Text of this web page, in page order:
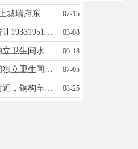
库房250平，地址孙家庄村西，上城瑞府东临，凤凰公园东南角，有需要联系15931984449。 07-15
门市转让。四季公园附近门市转让19331951567 03-08
工商街移动公司对过一室一卫独立卫生间水电暖空调油烟机热水器能做饭洗澡免费WiFi全自动洗衣机可月租年租优惠临工商街交通方便n停车方便电话18003393070 06-18
出租六中西单间月租房大小房间独立卫生间15369992973冰箱洗衣机空调厨房热水器都有标配。交通方便。环境安静 07-05
【出租】出租厂房，和平大街附近，钢构车间6米高，一千平左右，水电齐全，有办公室，卫生间厨房，适合:工厂加工，快递，仓储，物流。13930983080 08-25